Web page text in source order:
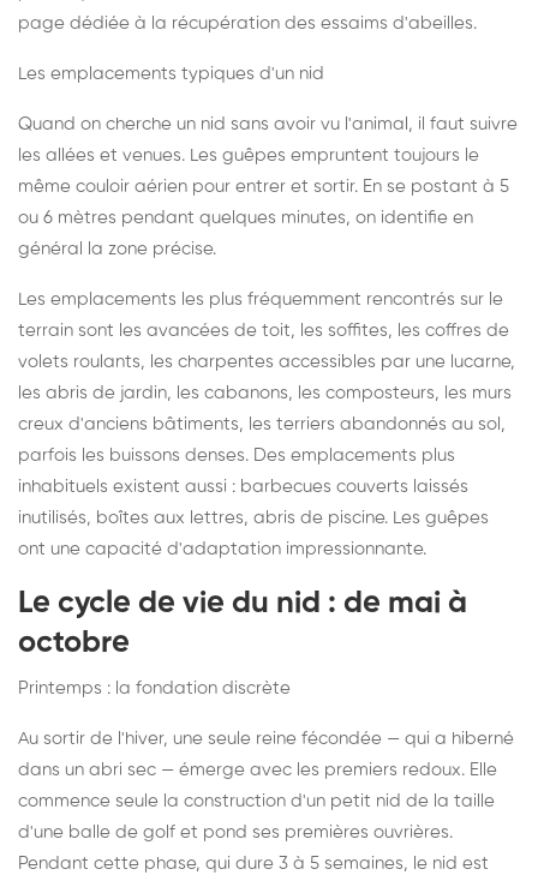
page dédiée à la récupération des essaims d'abeilles.
Les emplacements typiques d'un nid
Quand on cherche un nid sans avoir vu l'animal, il faut suivre
les allées et venues. Les guêpes empruntent toujours le
même couloir aérien pour entrer et sortir. En se postant à 5
ou 6 mètres pendant quelques minutes, on identifie en
général la zone précise.
Les emplacements les plus fréquemment rencontrés sur le
terrain sont les avancées de toit, les soffites, les coffres de
volets roulants, les charpentes accessibles par une lucarne,
les abris de jardin, les cabanons, les composteurs, les murs
creux d'anciens bâtiments, les terriers abandonnés au sol,
parfois les buissons denses. Des emplacements plus
inhabituels existent aussi : barbecues couverts laissés
inutilisés, boîtes aux lettres, abris de piscine. Les guêpes
ont une capacité d'adaptation impressionnante.
Le cycle de vie du nid : de mai à
octobre
Printemps : la fondation discrète
Au sortir de l'hiver, une seule reine fécondée — qui a hiberné
dans un abri sec — émerge avec les premiers redoux. Elle
commence seule la construction d'un petit nid de la taille
d'une balle de golf et pond ses premières ouvrières.
Pendant cette phase, qui dure 3 à 5 semaines, le nid est